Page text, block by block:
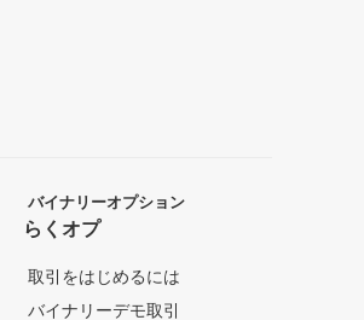
バイナリーオプション
らくオプ
取引をはじめるには
バイナリーデモ取引